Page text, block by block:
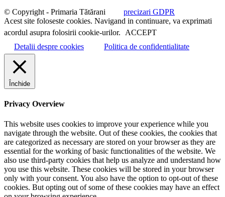
© Copyright - Primaria Tătărani precizari GDPR
Acest site foloseste cookies. Navigand in continuare, va exprimati
acordul asupra folosirii cookie-urilor.
ACCEPT
Detalii despre cookies
Politica de confidentialitate
Închide
Privacy Overview
This website uses cookies to improve your experience while you
navigate through the website. Out of these cookies, the cookies that
are categorized as necessary are stored on your browser as they are
essential for the working of basic functionalities of the website. We
also use third-party cookies that help us analyze and understand how
you use this website. These cookies will be stored in your browser
only with your consent. You also have the option to opt-out of these
cookies. But opting out of some of these cookies may have an effect